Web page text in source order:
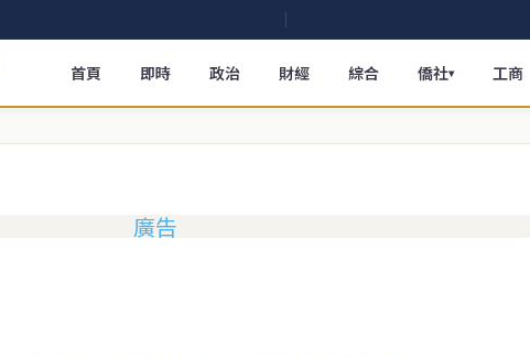
首頁 即時 政治 財經 綜合 僑社▾ 工商